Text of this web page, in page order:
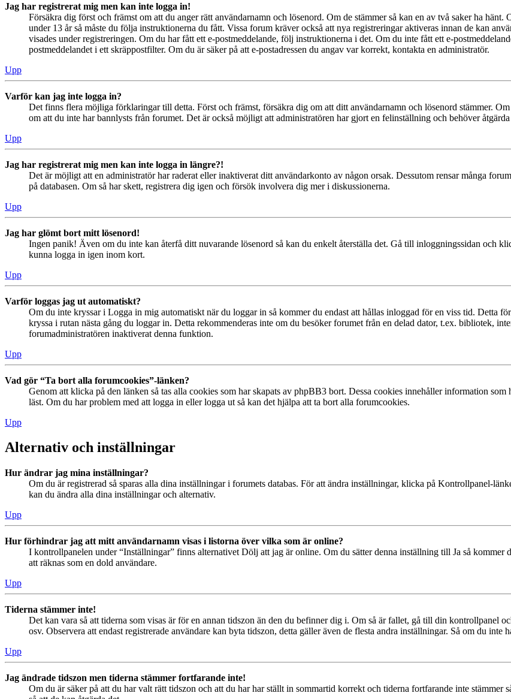
Jag har registrerat mig men kan inte logga in!
Försäkra dig först och främst om att du anger rätt användarnamn och lösenord. Om de stämmer så kan en av två saker ha
under 13 år så måste du följa instruktionerna du fått. Vissa forum kräver också att nya registreringar aktiveras innan de kan
visades under registreringen. Om du har fått ett e-postmeddelande, följ instruktionerna i det. Om du inte fått ett e-
postmeddelandet i ett skräppostfilter. Om du är säker på att e-postadressen du angav var korrekt, kontakta en administratör.
Upp
Varför kan jag inte logga in?
Det finns flera möjliga förklaringar till detta. Först och främst, försäkra dig om att ditt användarnamn och lösenord stämmer.
om att du inte har bannlysts från forumet. Det är också möjligt att administratören har gjort en felinställning och behöver åtgärda
Upp
Jag har registrerat mig men kan inte logga in längre?!
Det är möjligt att en administratör har raderat eller inaktiverat ditt användarkonto av någon orsak. Dessutom rensar många
på databasen. Om så har skett, registrera dig igen och försök involvera dig mer i diskussionerna.
Upp
Jag har glömt bort mitt lösenord!
Ingen panik! Även om du inte kan återfå ditt nuvarande lösenord så kan du enkelt återställa det. Gå till inloggningssidan och
kunna logga in igen inom kort.
Upp
Varför loggas jag ut automatiskt?
Om du inte kryssar i Logga in mig automatiskt när du loggar in så kommer du endast att hållas inloggad för en viss tid. Detta
kryssa i rutan nästa gång du loggar in. Detta rekommenderas inte om du besöker forumet från en delad dator, t.ex. bibliotek,
forumadministratören inaktiverat denna funktion.
Upp
Vad gör “Ta bort alla forumcookies”-länken?
Genom att klicka på den länken så tas alla cookies som har skapats av phpBB3 bort. Dessa cookies innehåller information
läst. Om du har problem med att logga in eller logga ut så kan det hjälpa att ta bort alla forumcookies.
Upp
Alternativ och inställningar
Hur ändrar jag mina inställningar?
Om du är registrerad så sparas alla dina inställningar i forumets databas. För att ändra inställningar, klicka på Kontrollpanel-
kan du ändra alla dina inställningar och alternativ.
Upp
Hur förhindrar jag att mitt användarnamn visas i listorna över vilka som är online?
I kontrollpanelen under “Inställningar” finns alternativet Dölj att jag är online. Om du sätter denna inställning till Ja så
att räknas som en dold användare.
Upp
Tiderna stämmer inte!
Det kan vara så att tiderna som visas är för en annan tidszon än den du befinner dig i. Om så är fallet, gå till din kontrollpanel
osv. Observera att endast registrerade användare kan byta tidszon, detta gäller även de flesta andra inställningar. Så om du inte
Upp
Jag ändrade tidszon men tiderna stämmer fortfarande inte!
Om du är säker på att du har valt rätt tidszon och att du har har ställt in sommartid korrekt och tiderna fortfarande inte